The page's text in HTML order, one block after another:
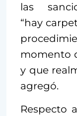
las
“hay
momento
y que
agregó.
Respecto